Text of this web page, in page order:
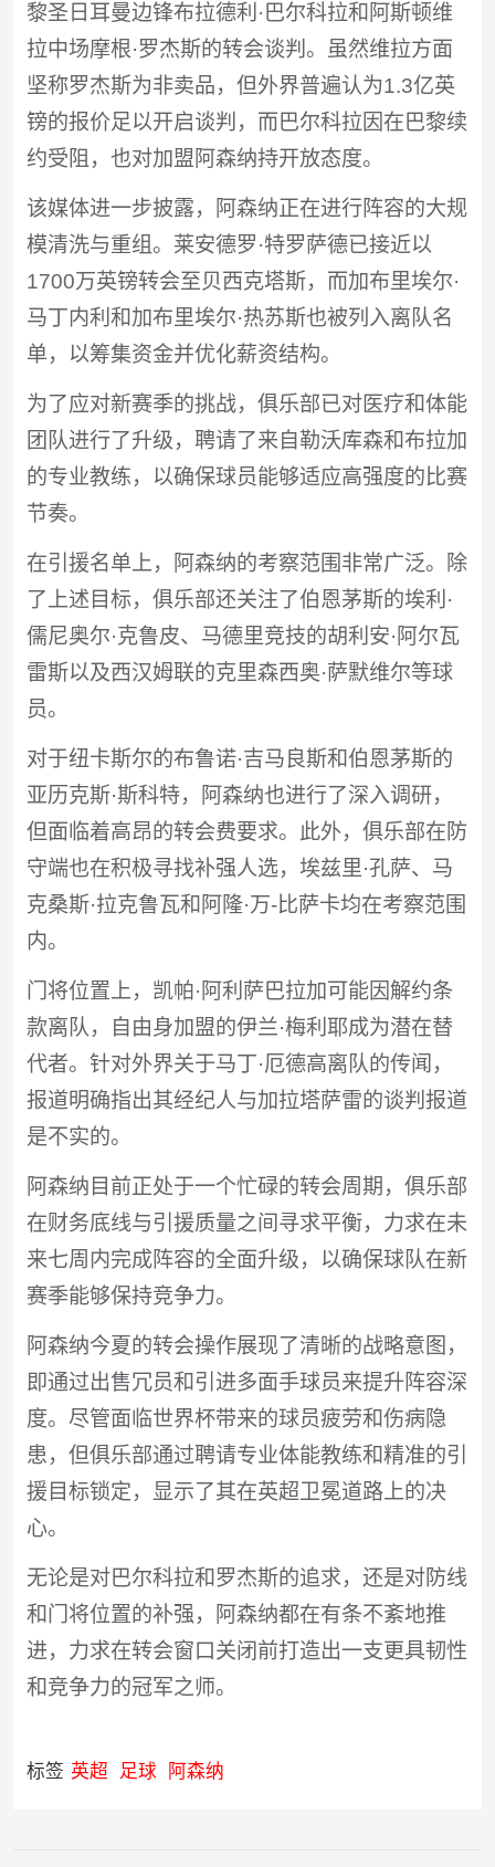
黎圣日耳曼边锋布拉德利·巴尔科拉和阿斯顿维
拉中场摩根·罗杰斯的转会谈判。虽然维拉方面
坚称罗杰斯为非卖品，但外界普遍认为1.3亿英
镑的报价足以开启谈判，而巴尔科拉因在巴黎续
约受阻，也对加盟阿森纳持开放态度。
该媒体进一步披露，阿森纳正在进行阵容的大规
模清洗与重组。莱安德罗·特罗萨德已接近以
1700万英镑转会至贝西克塔斯，而加布里埃尔·
马丁内利和加布里埃尔·热苏斯也被列入离队名
单，以筹集资金并优化薪资结构。
为了应对新赛季的挑战，俱乐部已对医疗和体能
团队进行了升级，聘请了来自勒沃库森和布拉加
的专业教练，以确保球员能够适应高强度的比赛
节奏。
在引援名单上，阿森纳的考察范围非常广泛。除
了上述目标，俱乐部还关注了伯恩茅斯的埃利·
儒尼奥尔·克鲁皮、马德里竞技的胡利安·阿尔瓦
雷斯以及西汉姆联的克里森西奥·萨默维尔等球
员。
对于纽卡斯尔的布鲁诺·吉马良斯和伯恩茅斯的
亚历克斯·斯科特，阿森纳也进行了深入调研，
但面临着高昂的转会费要求。此外，俱乐部在防
守端也在积极寻找补强人选，埃兹里·孔萨、马
克桑斯·拉克鲁瓦和阿隆·万-比萨卡均在考察范围
内。
门将位置上，凯帕·阿利萨巴拉加可能因解约条
款离队，自由身加盟的伊兰·梅利耶成为潜在替
代者。针对外界关于马丁·厄德高离队的传闻，
报道明确指出其经纪人与加拉塔萨雷的谈判报道
是不实的。
阿森纳目前正处于一个忙碌的转会周期，俱乐部
在财务底线与引援质量之间寻求平衡，力求在未
来七周内完成阵容的全面升级，以确保球队在新
赛季能够保持竞争力。
阿森纳今夏的转会操作展现了清晰的战略意图，
即通过出售冗员和引进多面手球员来提升阵容深
度。尽管面临世界杯带来的球员疲劳和伤病隐
患，但俱乐部通过聘请专业体能教练和精准的引
援目标锁定，显示了其在英超卫冕道路上的决
心。
无论是对巴尔科拉和罗杰斯的追求，还是对防线
和门将位置的补强，阿森纳都在有条不紊地推
进，力求在转会窗口关闭前打造出一支更具韧性
和竞争力的冠军之师。
标签 英超 足球 阿森纳